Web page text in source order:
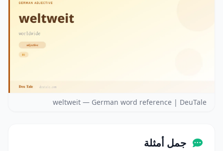
weltweit — German word reference | DeuTale
جمل أمثلة